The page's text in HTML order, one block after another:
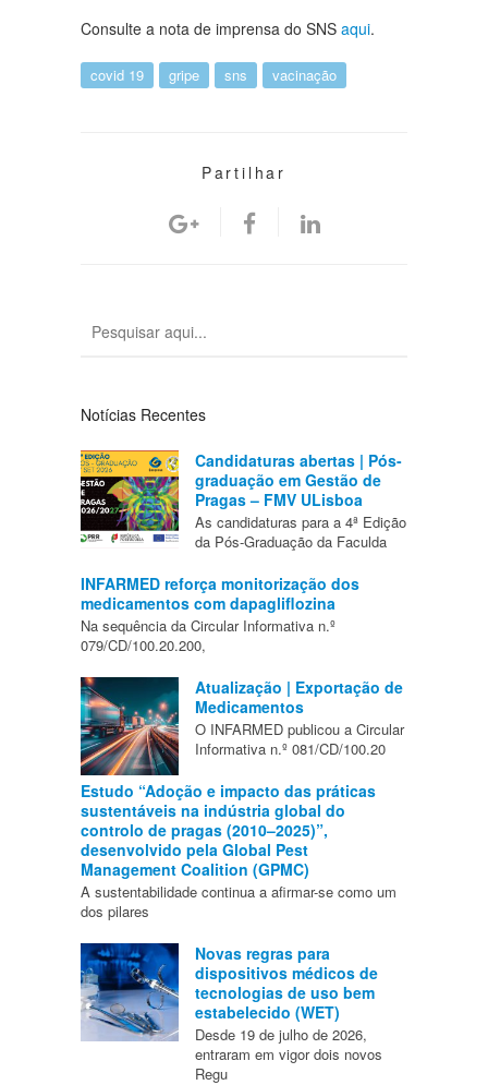
Consulte a nota de imprensa do SNS aqui.
covid 19 gripe sns vacinação
Partilhar
Notícias Recentes
Candidaturas abertas | Pós-
graduação em Gestão de
Pragas – FMV ULisboa
As candidaturas para a 4ª Edição
da Pós-Graduação da Faculda
INFARMED reforça monitorização dos
medicamentos com dapagliflozina
Na sequência da Circular Informativa n.º
079/CD/100.20.200,
Atualização | Exportação de
Medicamentos
O INFARMED publicou a Circular
Informativa n.º 081/CD/100.20
Estudo “Adoção e impacto das práticas
sustentáveis na indústria global do
controlo de pragas (2010–2025)”,
desenvolvido pela Global Pest
Management Coalition (GPMC)
A sustentabilidade continua a afirmar-se como um
dos pilares
Novas regras para
dispositivos médicos de
tecnologias de uso bem
estabelecido (WET)
Desde 19 de julho de 2026,
entraram em vigor dois novos
Regu